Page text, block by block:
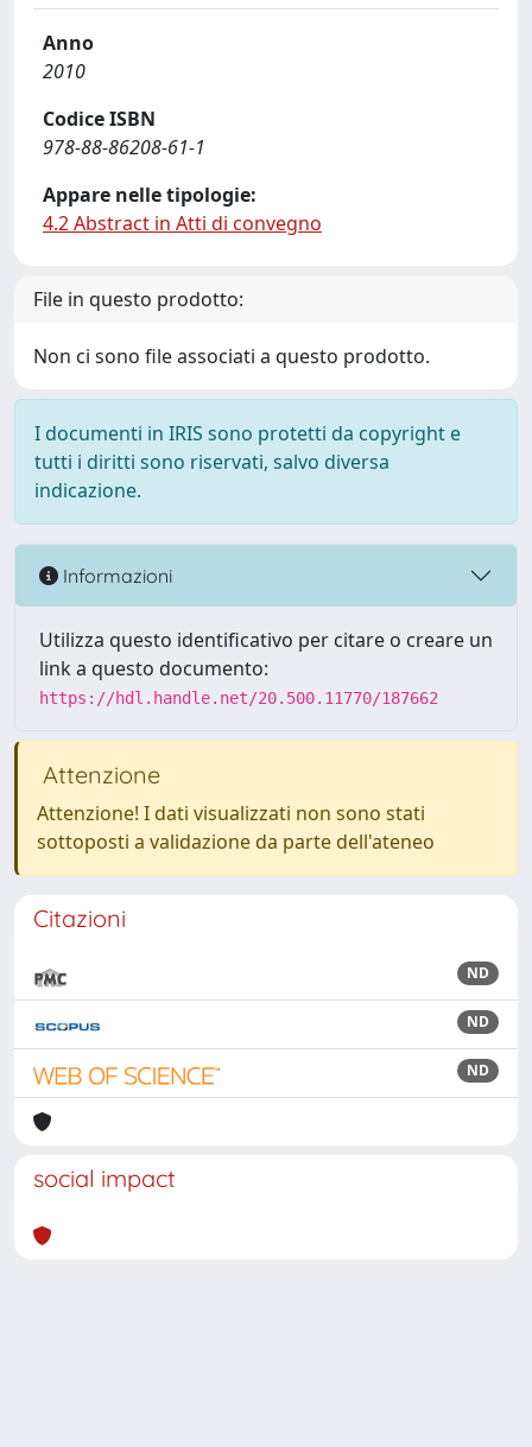
Anno
2010
Codice ISBN
978-88-86208-61-1
Appare nelle tipologie:
4.2 Abstract in Atti di convegno
File in questo prodotto:
Non ci sono file associati a questo prodotto.
I documenti in IRIS sono protetti da copyright e
tutti i diritti sono riservati, salvo diversa
indicazione.
Informazioni
Utilizza questo identificativo per citare o creare un
link a questo documento:
https://hdl.handle.net/20.500.11770/187662
Attenzione
Attenzione! I dati visualizzati non sono stati
sottoposti a validazione da parte dell'ateneo
Citazioni
ND
ND
ND
social impact